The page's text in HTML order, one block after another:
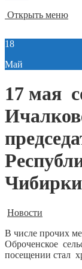
Открыть меню
18
Май
17 мая
Новости
В числе прочих
Оброченское
посещении стал